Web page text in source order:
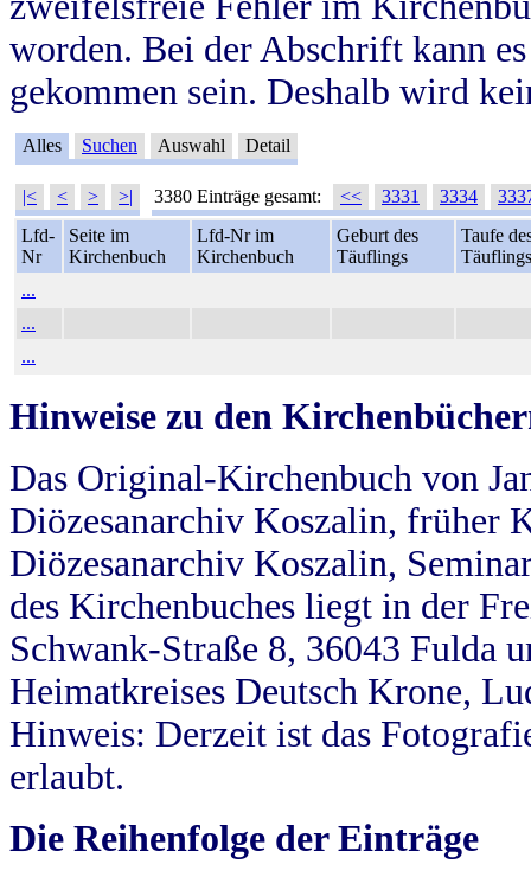
worden. Bei der Abschrift kann
gekommen sein. Deshalb wird
Alles Suchen Auswahl Detail
|< < > >| 3380 Einträge gesamt: << 3331 3334
Lfd-
Nr
Seite im
Kirchenbuch
Lfd-Nr im
Kirchenbuch
Geburt des
Täuflings
Taufe
Täuflings
...
...
...
Hinweise zu den
Das Original-Kirchenbuch von
Diözesanarchiv Koszalin, früher
Diözesanarchiv Koszalin,
des Kirchenbuches liegt in der
Schwank-Straße 8, 36043 Fulda
Heimatkreises Deutsch Krone,
Hinweis: Derzeit ist das
erlaubt.
Die Reihenfolge der Einträge